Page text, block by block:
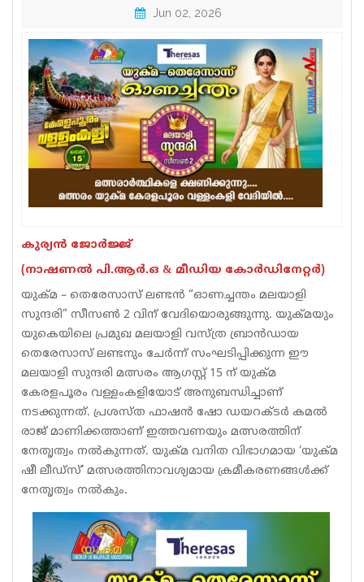
Jwala
Classifieds
Law
Gallery
Jun 02, 2026
കുര്യൻ ജോർജ്ജ്
(നാഷണൽ പി.ആർ.ഒ & മീഡിയ കോർഡിനേറ്റർ)
യുക്‌മ – തെരേസാസ് ലണ്ടൻ “ഓണച്ചന്തം മലയാളി
സുന്ദരി” സീസൺ 2 വിന് വേദിയൊരുങ്ങുന്നു. യുക്മയും
യുകെയിലെ പ്രമുഖ മലയാളി വസ്‌ത്ര ബ്രാൻഡായ
തെരേസാസ് ലണ്ടനും ചേർന്ന് സംഘടിപ്പിക്കുന്ന ഈ
മലയാളി സുന്ദരി മത്സരം ആഗസ്റ്റ് 15 ന് യുക്മ
കേരളപൂരം വള്ളംകളിയോട് അനുബന്ധിച്ചാണ്
നടക്കുന്നത്. പ്രശസ്‌ത ഫാഷൻ ഷോ ഡയറക്ടർ കമൽ
രാജ് മാണിക്കത്താണ് ഇത്തവണയും മത്സരത്തിന്
നേതൃത്വം നൽകുന്നത്. യുക്മ വനിത വിഭാഗമായ ‘യുക്മ
ഷീ ലീഡ്സ്’ മത്സരത്തിനാവശ്യമായ ക്രമീകരണങ്ങൾക്ക്
നേതൃത്വം നൽകും.